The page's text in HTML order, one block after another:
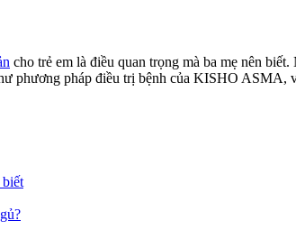
cho trẻ em là điều quan trọng mà ba mẹ nên
phương pháp điều trị bệnh của KISHO ASMA,
biết